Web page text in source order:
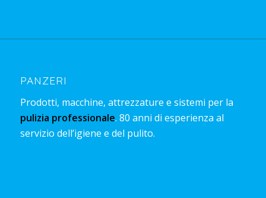
PANZERI
Prodotti, macchine, attrezzature e sistemi per la
pulizia professionale. 80 anni di esperienza al
servizio dell’igiene e del pulito.